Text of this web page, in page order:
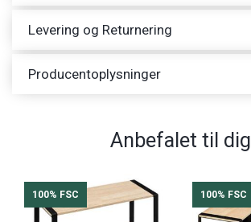
Levering og Returnering
Producentoplysninger
Anbefalet til dig
100% FSC 100% FSC